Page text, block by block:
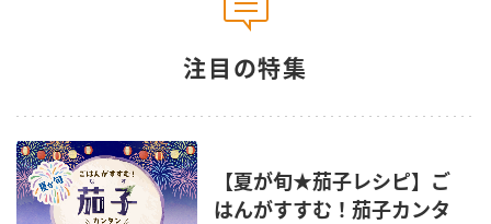
注目の特集
【夏が旬★茄子レシピ】ご
はんがすすむ！茄子カンタ